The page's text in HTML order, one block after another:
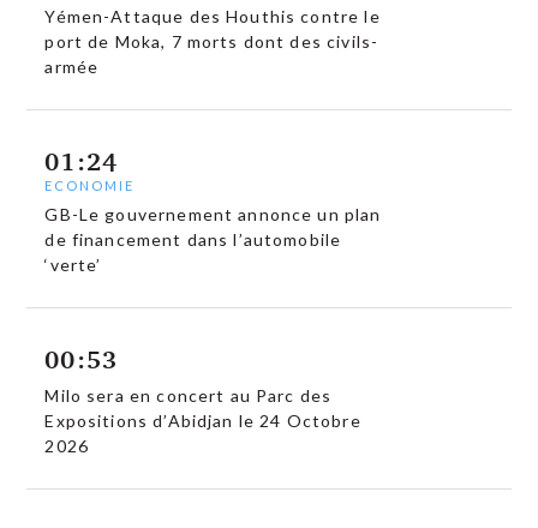
Yémen-Attaque des Houthis contre le
port de Moka, 7 morts dont des civils-
armée
01:24
ECONOMIE
GB-Le gouvernement annonce un plan
de financement dans l’automobile
‘verte’
00:53
Milo sera en concert au Parc des
Expositions d’Abidjan le 24 Octobre
2026